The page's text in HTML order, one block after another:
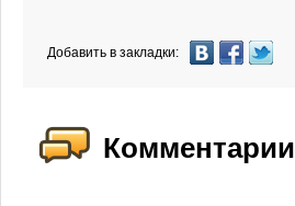
Добавить в закладки:
Комментарии